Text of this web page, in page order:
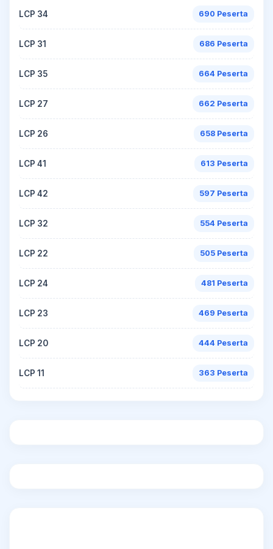
LCP 34 690 Peserta
LCP 31 686 Peserta
LCP 35 664 Peserta
LCP 27 662 Peserta
LCP 26 658 Peserta
LCP 41 613 Peserta
LCP 42 597 Peserta
LCP 32 554 Peserta
LCP 22 505 Peserta
LCP 24 481 Peserta
LCP 23 469 Peserta
LCP 20 444 Peserta
LCP 11 363 Peserta